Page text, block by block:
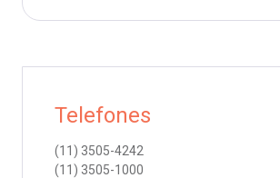
Telefones
(11) 3505-4242
(11) 3505-1000